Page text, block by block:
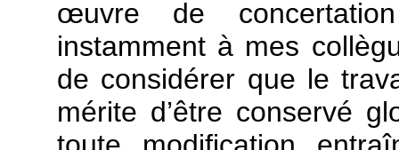
œuvre de
instamment à mes
de considérer que le
mérite d’être conservé